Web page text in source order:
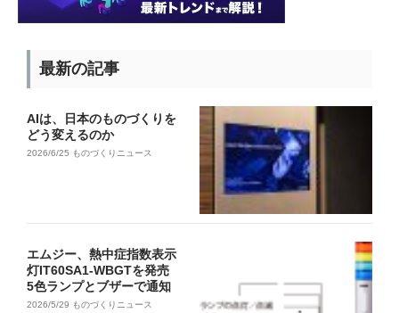
最新の記事
AIは、日本のものづくりを
どう変えるのか
2026/6/25 ものづくりニュース
エムジー、熱中症指数表示
灯IT60SA1-WBGTを発売
5色ランプとブザーで通知
2026/5/29 ものづくりニュース